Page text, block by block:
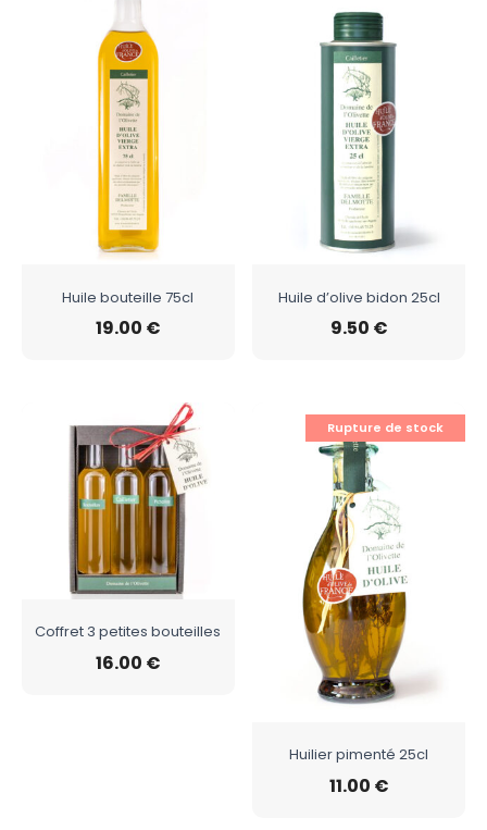
Huile bouteille 75cl
19.00 €
Huile d’olive bidon 25cl
9.50 €
Coffret 3 petites bouteilles
16.00 €
Rupture de stock
Huilier pimenté 25cl
11.00 €